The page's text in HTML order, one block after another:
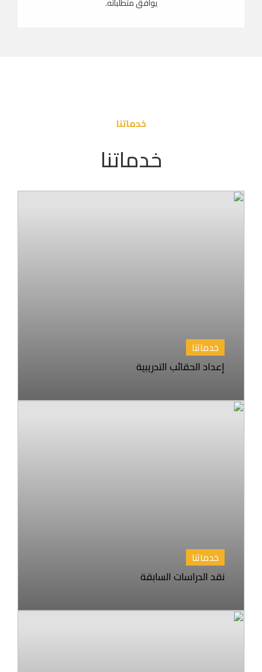
خدماتنا
خدماتنا
خدماتنا
إعداد الحقائب التدريبية
خدماتنا
نقد الدراسات السابقة